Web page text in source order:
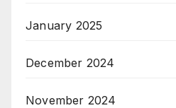
January 2025
December 2024
November 2024